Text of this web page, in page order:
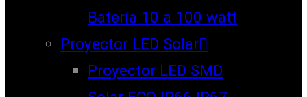
Batería 10 a 100 watt
Proyector LED Solar
Proyector LED SMD